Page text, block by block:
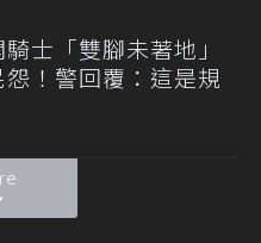
士「雙腳未著地」
！警回覆：這是規